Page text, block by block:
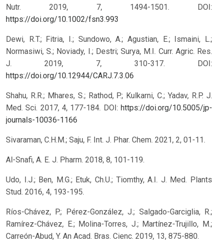
Nutr. 2019, 7, 1494-1501. DOI:
https://doi.org/10.1002/fsn3.993
Dewi, R.T.; Fitria, I.; Sundowo, A.; Agustian, E.; Ismaini, L.;
Normasiwi, S.; Noviady, I.; Destri; Surya, M.I. Curr. Agric. Res.
J. 2019, 7, 310-317. DOI:
https://doi.org/10.12944/CARJ.7.3.06
Shahu, R.R.; Mhares, S.; Rathod, P.; Kulkarni, C.; Yadav, R.P. J.
Med. Sci. 2017, 4, 177-184. DOI:https://doi.org/10.5005/jp-
journals-10036-1166
Sivaraman, C.H.M.; Saju, F. Int. J. Phar. Chem. 2021, 2, 01-11.
Al-Snafi, A. E. J. Pharm. 2018, 8, 101-119.
Udo, I.J.; Ben, M.G.; Etuk, Ch.U.; Tiomthy, A.I. J. Med. Plants
Stud. 2016, 4, 193-195.
Ríos-Chávez, P.; Pérez-González, J.; Salgado-Garciglia, R.;
Ramírez-Chávez, E.; Molina-Torres, J.; Martínez-Trujillo, M.;
Carreón-Abud, Y. An Acad. Bras. Cienc. 2019, 13, 875-880.